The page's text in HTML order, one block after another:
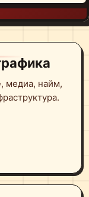
медиа, найм,